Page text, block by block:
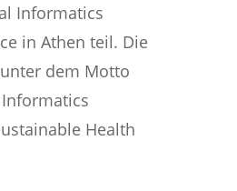
Informatics
in Athen teil. Die
dem Motto
Health